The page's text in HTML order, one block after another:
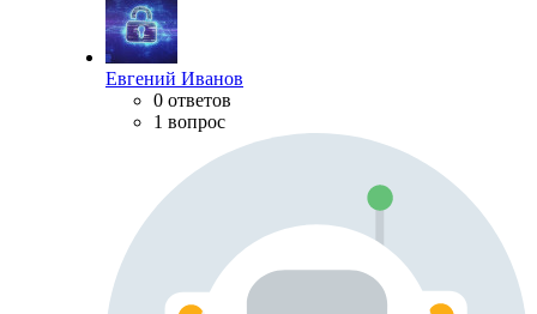
Евгений Иванов
0 ответов
1 вопрос